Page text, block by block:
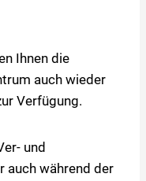
Ihnen die
auch wieder
Verfügung.
und
auch während der